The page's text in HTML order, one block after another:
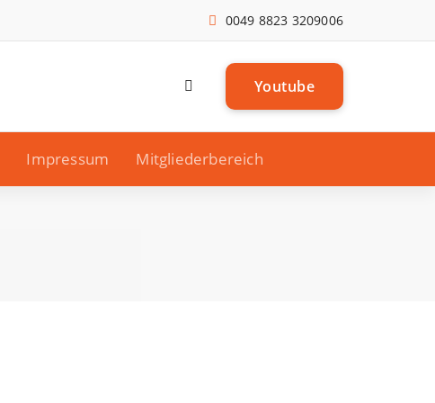
0049 8823 3209006
Youtube
Impressum Mitgliederbereich